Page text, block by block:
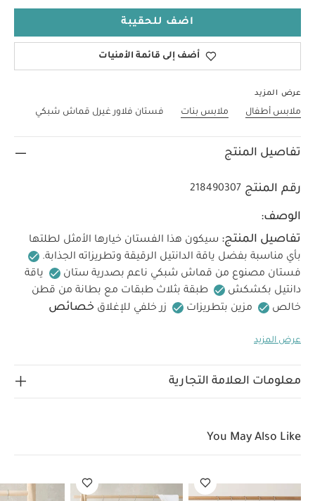
اضف للحقيبة
أضف إلى قائمة الأمنيات
عرض المزيد
ملابس أطفال ملابس بنات فستان فلاور غيرل قماش شبكي
تفاصيل المنتج
رقم المنتج 218490307
الوصف:
تفاصيل المنتج: سيكون هذا الفستان خيارها الأمثل لطلتها
بأي مناسبة بفضل ياقة الدانتيل الرقيقة وتطريزاته الجذابة.
فستان مصنوع من قماش شبكي ناعم بصدرية ستان
ياقة
دانتيل بكشكش
طبقة بثلاث طبقات مع بطانة من قطن
خالص
مزين بتطريزات زر خلفي للإغلاق خصائص
مطرزة
الشبكي: 100% بوليستر
خامة البطانة: 100% قطن
تعليمات
العناية/الإرشادات:
غسيل على 40 درجة مئوية
لا
كي على درجة منخفضة
الألوان الداكنة بشكل منفصل
يعجبك أيضاً: طقم ألبسة قطعة واحدة بأكمام قصيرة قماش عضوي
بلون أبيض - 5 قطع
طقم بيجامة، بودي سوت ومريلة سيليستيال لحديثي
عرض المزيد
معلومات العلامة التجارية
You May Also Like